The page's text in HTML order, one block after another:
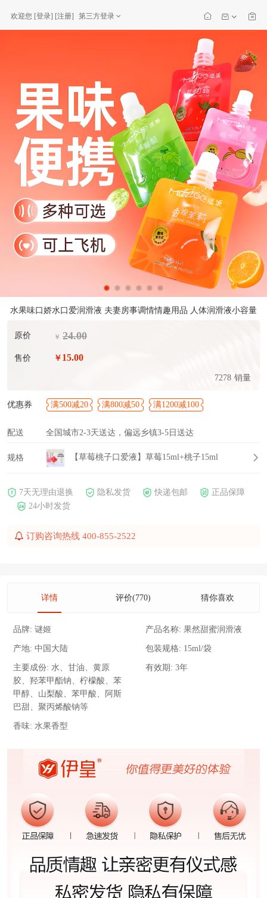
欢迎您 [登录] [注册] 第三方登录
水果味口娇水口爱润滑液 夫妻房事调情情趣用品 人体润滑液小容量
原价 ￥ 24.00
售价 ￥ 15.00
7278 销量
优惠券 满500减20 满800减50 满1200减100
配送 全国城市2-3天送达，偏远乡镇3-5日送达
规格 【草莓桃子口爱液】草莓15ml+桃子15ml
7天无理由退换 隐私发货 快递包邮
正品保障
24小时发货
订购咨询热线 400-855-2522
详情 评价(770) 猜你喜欢
品牌: 谜姬 产品名称: 果然甜蜜润滑液
产地: 中国大陆 包装规格: 15ml/袋
主要成份: 水、甘油、黄原
胶、羟苯甲酯钠、柠檬酸、苯
甲醇、山梨酸、苯甲酸、阿斯
巴甜、聚丙烯酸钠等
有效期: 3年
香味: 水果香型